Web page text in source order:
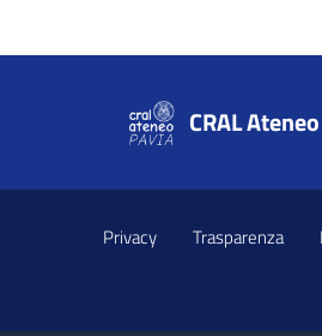
CRAL
Privacy Trasparenza